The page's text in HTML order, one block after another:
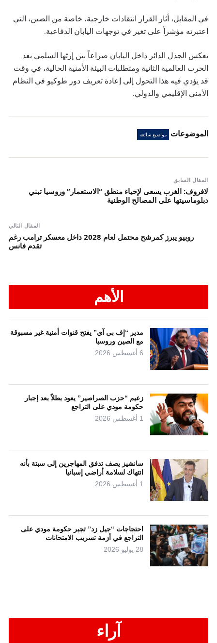
في المقابل، أثار القرار انتقادات خارجية، خاصة من الصين، التي
اعتبرته مؤشراً على تغير في توجهات اليابان الدفاعية.
يعكس الجدل الدائر داخل اليابان صراعاً بين إرثها السلمي بعد
الحرب العالمية الثانية ومتطلبات البيئة الأمنية الحالية، في وقت
قد يؤدي فيه هذا التحول إلى إعادة تعريف دور طوكيو في النظام
الأمني الإقليمي والدولي.
الموضوعات مواضيع شائعة
المقال السابق
لافروف: الغرب يسعى لإحياء منطق “الاستعمار” وروسيا تبني
دبلوماسيتها على المصالح الوطنية
المقال التالي
روبيو يبرز كمرشح محتمل لعام 2028 داخل معسكر ترامب رغم
تقدم فانس
الأهم
مدير “إف بي آي” يفتح قنوات أمنية غير مسبوقة
مع الصين وروسيا
6 أغسطس 2026
زعيم “حزب الصراصير” يعود بطلاً بعد إجبار
حكومة مودي على التراجع
1 أغسطس 2026
سانشيز يصف تدفق المهاجرين إلى سبتة بأنه
انتهاك لسلامة أراضي إسبانيا
1 أغسطس 2026
احتجاجات “جيل زد” تجبر حكومة مودي على
التراجع في أزمة تسريب الامتحانات
28 يوليو 2026
آراء